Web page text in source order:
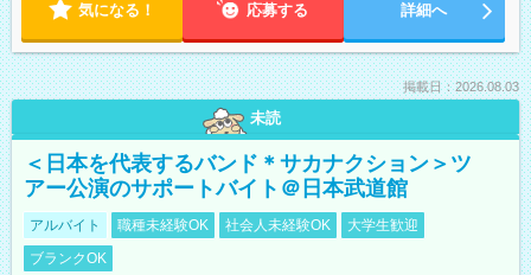
気になる！ 応募する 詳細へ
掲載日：2026.08.03
未読
＜日本を代表するバンド＊サカナクション＞ツ
アー公演のサポートバイト＠日本武道館
アルバイト 職種未経験OK 社会人未経験OK
大学生歓迎
ブランクOK